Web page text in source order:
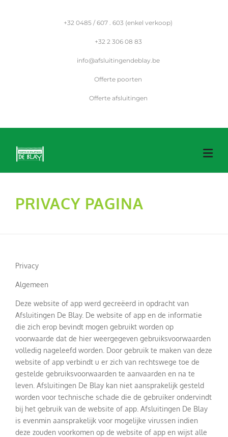
+32 0485 / 607 . 603 (enkel verkoop)
+32 2 306 08 83
info@afsluitingendeblay.be
Offerte poorten
Offerte afsluitingen
PRIVACY PAGINA
Privacy
Algemeen
Deze website of app werd gecreëerd in opdracht van
Afsluitingen De Blay. De website of app en de informatie
die zich erop bevindt mogen gebruikt worden op
voorwaarde dat de hier weergegeven gebruiksvoorwaarden
volledig nageleefd worden. Door gebruik te maken van deze
website of app verbindt u er zich van rechtswege toe de
gestelde gebruiksvoorwaarden te aanvaarden en na te
leven. Afsluitingen De Blay kan niet aansprakelijk gesteld
worden voor technische schade die de gebruiker ondervindt
bij het gebruik van de website of app. Afsluitingen De Blay
is evenmin aansprakelijk voor mogelijke virussen indien
deze zouden voorkomen op de website of app en wijst alle